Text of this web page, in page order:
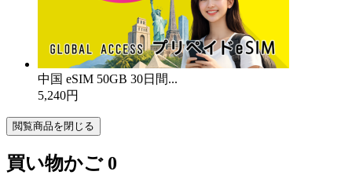
中国 eSIM 50GB 30日間...
5,240円
閲覧商品を閉じる
買い物かご 0